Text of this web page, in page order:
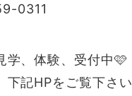
0311
学、体験、受付中🩷
下記HPをご覧下さい